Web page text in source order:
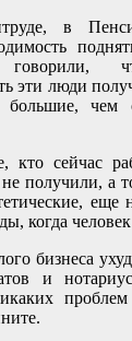
в
эти люди
чем
сейчас
получили, а
еще
когда
бизнеса
и